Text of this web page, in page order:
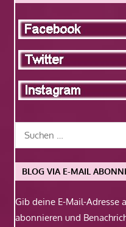
BLOG VIA E-MAIL
Gib deine E-Mail-Adresse
abonnieren und